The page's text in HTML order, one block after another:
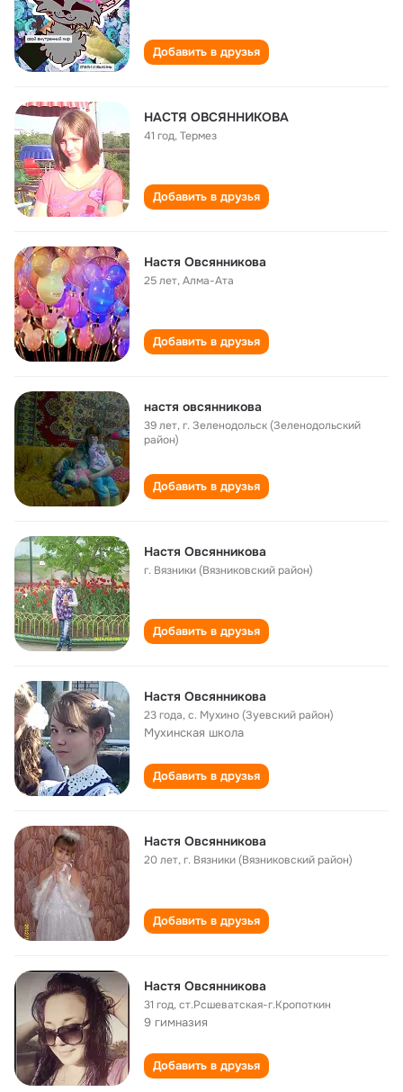
Добавить в друзья
НАСТЯ ОВСЯННИКОВА
41 год,Термез
Добавить в друзья
Настя Овсянникова
25 лет,Алма-Ата
Добавить в друзья
настя овсянникова
39 лет,г. Зеленодольск (Зеленодольский
район)
Добавить в друзья
Настя Овсянникова
г. Вязники (Вязниковский район)
Добавить в друзья
Настя Овсянникова
23 года,с. Мухино (Зуевский район)
Мухинская школа
Добавить в друзья
Настя Овсянникова
20 лет,г. Вязники (Вязниковский район)
Добавить в друзья
Настя Овсянникова
31 год,ст.Рсшеватская-г.Кропоткин
9 гимназия
Добавить в друзья